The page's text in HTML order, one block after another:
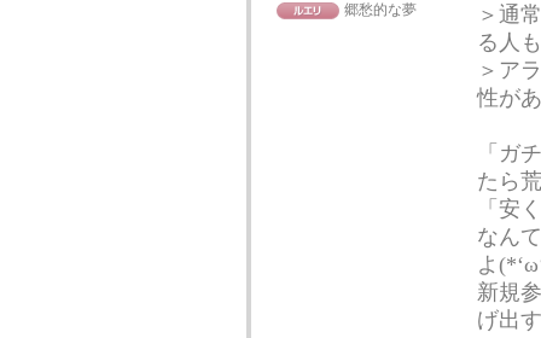
郷愁的な夢
＞通
る人
＞ア
性が
「ガ
たら
「安
なん
よ
新規
げ出